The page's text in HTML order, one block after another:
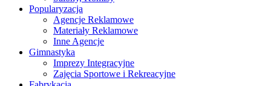
Popularyzacja
Agencje Reklamowe
Materiały Reklamowe
Inne Agencje
Gimnastyka
Imprezy Integracyjne
Zajęcia Sportowe i Rekreacyjne